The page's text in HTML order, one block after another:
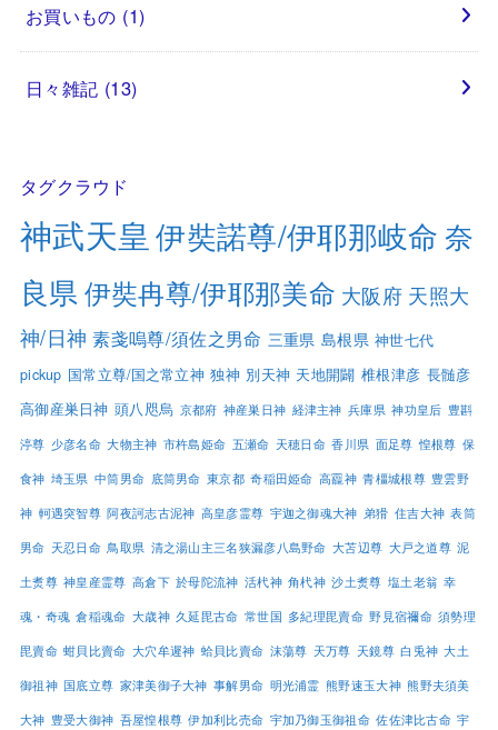
お買いもの (1)
日々雑記 (13)
タグクラウド
神武天皇 伊奘諾尊/伊耶那岐命 奈
良県 伊奘冉尊/伊耶那美命 大阪府 天照大
神/日神 素戔嗚尊/須佐之男命 三重県 島根県 神世七代
pickup 国常立尊/国之常立神 独神 別天神 天地開闢 椎根津彦 長髄彦
高御産巣日神 頭八咫烏 京都府 神産巣日神 経津主神 兵庫県 神功皇后 豊斟
渟尊 少彦名命 大物主神 市杵島姫命 五瀬命 天穂日命 香川県 面足尊 惶根尊 保
食神 埼玉県 中筒男命 底筒男命 東京都 奇稲田姫命 高龗神 青橿城根尊 豊雲野
神 軻遇突智尊 阿夜訶志古泥神 高皇彦霊尊 宇迦之御魂大神 弟猾 住吉大神 表筒
男命 天忍日命 鳥取県 清之湯山主三名狭漏彦八島野命 大苫辺尊 大戸之道尊 泥
土煑尊 神皇産霊尊 高倉下 於母陀流神 活杙神 角杙神 沙土煑尊 塩土老翁 幸
魂・奇魂 倉稲魂命 大歳神 久延毘古命 常世国 多紀理毘賣命 野見宿禰命 須勢理
毘賣命 蚶貝比賣命 大穴牟遲神 蛤貝比賣命 沫蕩尊 天万尊 天鏡尊 白兎神 大土
御祖神 国底立尊 家津美御子大神 事解男命 明光浦霊 熊野速玉大神 熊野夫須美
大神 豊受大御神 吾屋惶根尊 伊加利比売命 宇加乃御玉御祖命 佐佐津比古命 宇